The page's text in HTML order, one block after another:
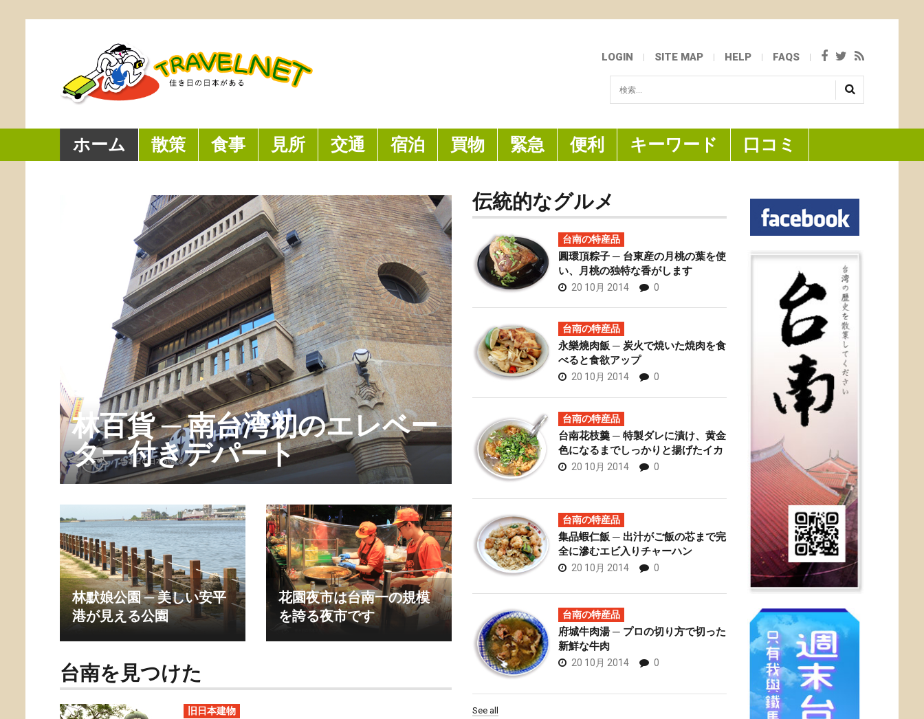
LOGIN SITE MAP HELP FAQS
索...
ホーム 散策 食事 見所 交通 宿泊 買物 緊急 便利 キーワード 口コミ
林百貨 ─ 南台湾初のエレベー
ター付きデパート
榮吉炒牛肉專賣店 ─ お得な牛
肉料理
伝統的なグルメ
台南の特産品
圓環頂粽子 ─ 台東産の月桃の葉を使
い、月桃の独特な香がします
20 10月 2014 0
台南の特産品
永樂燒肉飯 ─ 炭火で焼いた焼肉を食
べると食欲アップ
20 10月 2014 0
台南の特産品
台南花枝羹 ─ 特製ダレに漬け、黄金
色になるまでしっかりと揚げたイカ
20 10月 2014 0
台南の特産品
集品蝦仁飯 ─ 出汁がご飯の芯まで完
全に滲むエビ入りチャーハン
20 10月 2014 0
台南の特産品
府城牛肉湯 ─ プロの切り方で切った
新鮮な牛肉
20 10月 2014 0
See all
林默娘公園 ─ 美しい安平
港が見える公園
花園夜市は台南一の規模
を誇る夜市です
台南を見つけた
旧日本建物